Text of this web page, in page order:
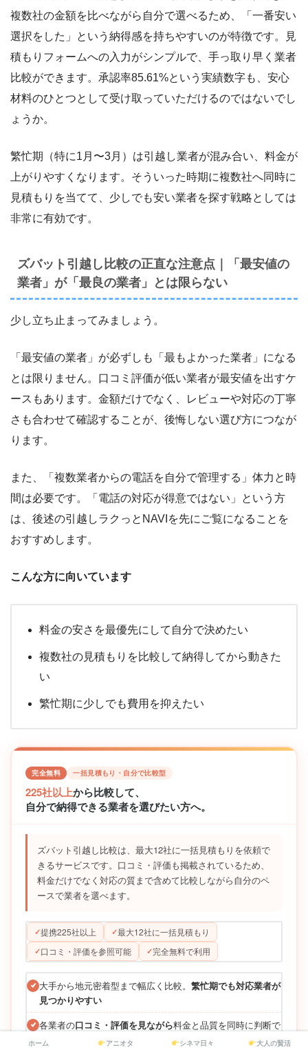
複数社の金額を比べながら自分で選べるため、「一番安い
選択をした」という納得感を持ちやすいのが特徴です。見
積もりフォームへの入力がシンプルで、手っ取り早く業者
比較ができます。承認率85.61%という実績数字も、安心
材料のひとつとして受け取っていただけるのではないでし
ょうか。
繁忙期（特に1月〜3月）は引越し業者が混み合い、料金が
上がりやすくなります。そういった時期に複数社へ同時に
見積もりを当てて、少しでも安い業者を探す戦略としては
非常に有効です。
ズバット引越し比較の正直な注意点｜「最安値の
業者」が「最良の業者」とは限らない
少し立ち止まってみましょう。
「最安値の業者」が必ずしも「最もよかった業者」になる
とは限りません。口コミ評価が低い業者が最安値を出すケ
ースもあります。金額だけでなく、レビューや対応の丁寧
さも合わせて確認することが、後悔しない選び方につなが
ります。
また、「複数業者からの電話を自分で管理する」体力と時
間は必要です。「電話の対応が得意ではない」という方
は、後述の引越しラクっとNAVIを先にご覧になることを
おすすめします。
こんな方に向いています
料金の安さを最優先にして自分で決めたい
複数社の見積もりを比較して納得してから動きた
い
繁忙期に少しでも費用を抑えたい
完全無料 一括見積もり・自分で比較型
225社以上から比較して、
自分で納得できる業者を選びたい方へ。
ズバット引越し比較は、最大12社に一括見積もりを依頼で
きるサービスです。口コミ・評価も掲載されているため、
料金だけでなく対応の質まで含めて比較しながら自分のペ
ースで業者を選べます。
提携225社以上
最大12社に一括見積もり
口コミ・評価を参照可能
完全無料で利用
大手から地元密着型まで幅広く比較。 繁忙期でも対応業者が
見つかりやすい
各業者の口コミ・評価を見ながら料金と品質を同時に判断で
きる
ホーム アニオタ シネマ日々 大人の賢活